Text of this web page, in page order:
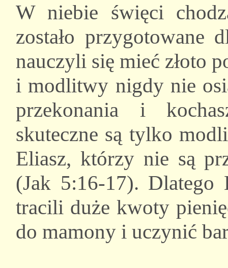
W niebie święci
zostało
nauczyli się mieć złoto
i modlitwy nigdy nie
przekonania i
skuteczne są tylko
Eliasz, którzy nie są
(Jak 5:16-17). Dlatego
tracili duże kwoty
do mamony i uczynić